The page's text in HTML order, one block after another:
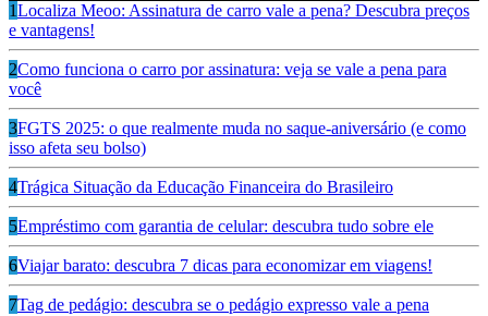
1Localiza Meoo: Assinatura de carro vale a pena? Descubra preços
e vantagens!
2Como funciona o carro por assinatura: veja se vale a pena para
você
3FGTS 2025: o que realmente muda no saque-aniversário (e como
isso afeta seu bolso)
4Trágica Situação da Educação Financeira do Brasileiro
5Empréstimo com garantia de celular: descubra tudo sobre ele
6Viajar barato: descubra 7 dicas para economizar em viagens!
7Tag de pedágio: descubra se o pedágio expresso vale a pena